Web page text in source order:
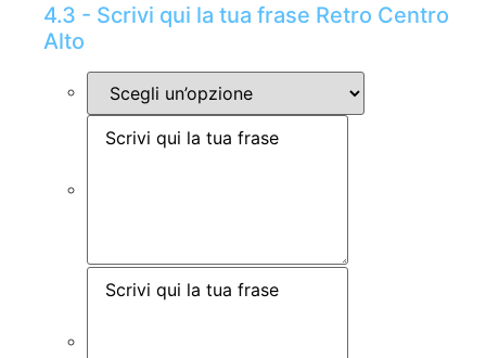
4.3 - Scrivi qui la tua frase Retro Centro
Alto